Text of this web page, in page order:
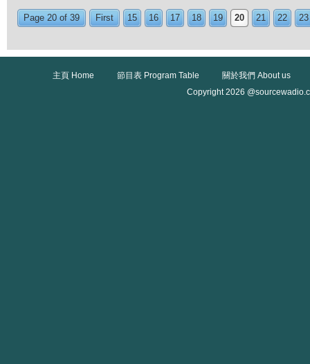
Page 20 of 39 First 15 16 17 18 19 20 21 22 23
主頁 Home 節目表 Program Table
關於我們 About us
Copyright 2026